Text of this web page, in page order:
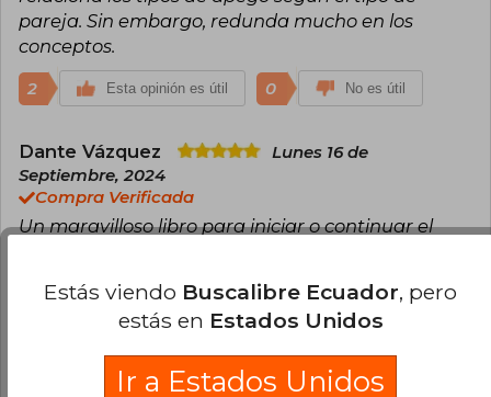
pareja. Sin embargo, redunda mucho en los
conceptos.
2 Esta opinión es útil 0 No es útil
Dante Vázquez
Lunes 16 de
Septiembre, 2024
Compra Verificada
Un maravilloso libro para iniciar o continuar el
Esta opinión es útil 0 No es útil
Jaime Oberreuter
Jueves 27 de Marzo,
Estás viendo Buscalibre Ecuador, pero
estás en Estados Unidos
Ir a Estados Unidos